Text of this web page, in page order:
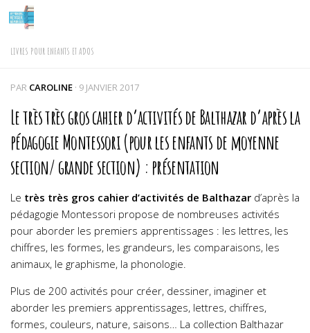
Skip to content
LIVRES POUR ENFANTS ET ADOS
PAR CAROLINE · 9 JANVIER 2017
Le très très gros cahier d’activités de Balthazar d’après la
pédagogie Montessori (pour les enfants de moyenne
section/ grande section) : présentation
Le très très gros cahier d’activités de Balthazar d’après la
pédagogie Montessori propose de nombreuses activités
pour aborder les premiers apprentissages : les lettres, les
chiffres, les formes, les grandeurs, les comparaisons, les
animaux, le graphisme, la phonologie.
Plus de 200 activités pour créer, dessiner, imaginer et
aborder les premiers apprentissages, lettres, chiffres,
formes, couleurs, nature, saisons… La collection Balthazar